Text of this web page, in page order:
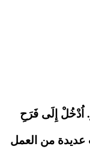
اُدْخُلْ إِلَى فَرَحِ
عديدة من العمل